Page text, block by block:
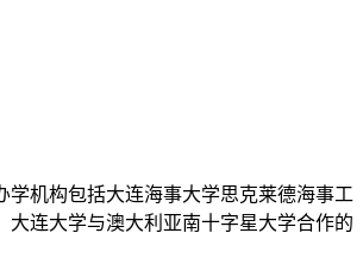
机构包括大连海事大学思克莱德海事工
连大学与澳大利亚南十字星大学合作的